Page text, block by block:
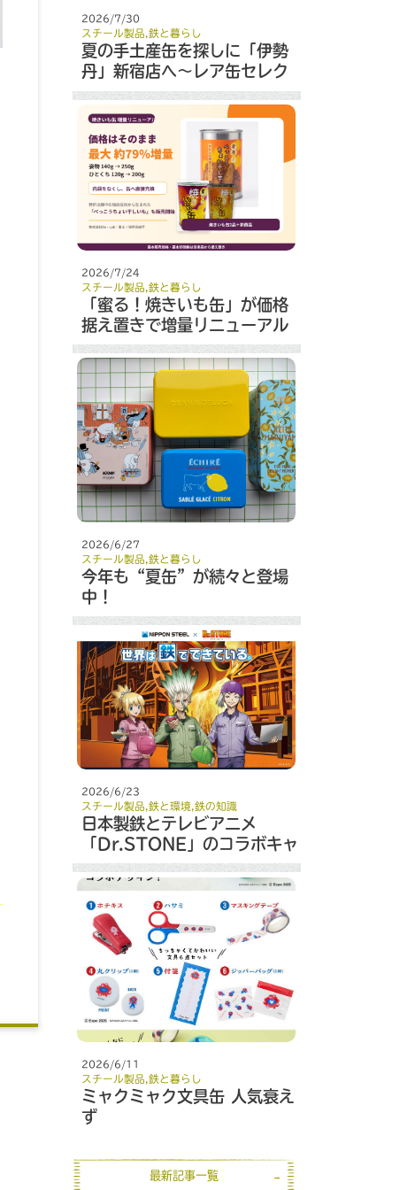
2026/7/30
スチール製品,鉄と暮らし
夏の手土産缶を探しに「伊勢
丹」新宿店へ～レア缶セレク
ト～
2026/7/24
スチール製品 鉄と暮らし
「蜜る！焼きいも缶」が価格
据え置きで増量リニューアル
2026/6/27
スチール製品 鉄と暮らし
今年も“夏缶”が続々と登場
中！
2026/6/23
スチール製品 鉄と環境, 鉄の知識
日本製鉄とテレビアニメ
「Dr.STONE」のコラボキャ
ンペーン
2026/6/11
スチール製品 鉄と暮らし
ミャクミャク文具缶 人気衰え
ず
最新記事一覧